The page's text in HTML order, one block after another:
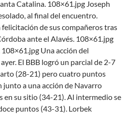
Catalina. 108×61.jpg Joseph
al final del encuentro.
de sus compañeros tras
ante el Alavés. 108×61.jpg
Una acción del
El BBB logró un parcial de 2-7
(28-21) pero cuatro puntos
a una acción de Navarro
en su sitio (34-21). Al intermedio se
puntos (43-31). Lorbek